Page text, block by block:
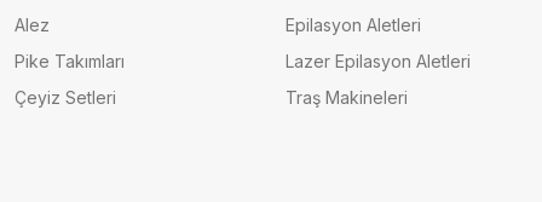
Alez
Pike Takımları
Çeyiz Setleri
Epilasyon Aletleri
Lazer Epilasyon Aletleri
Traş Makineleri